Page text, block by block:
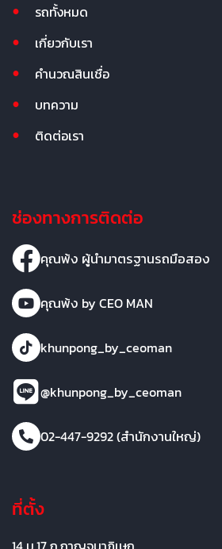
รถทั้งหมด
เกี่ยวกับเรา
คำนวณสินเชื่อ
บทความ
ติดต่อเรา
ช่องทางการติดต่อ
คุณพ้ง ผู้นำมาตรฐานรถมือสอง
คุณพ้ง by CEO MAN
khunpong_by_ceoman
@khunpong_by_ceoman
02-447-9292 (สำนักงานใหญ่)
ที่ตั้ง